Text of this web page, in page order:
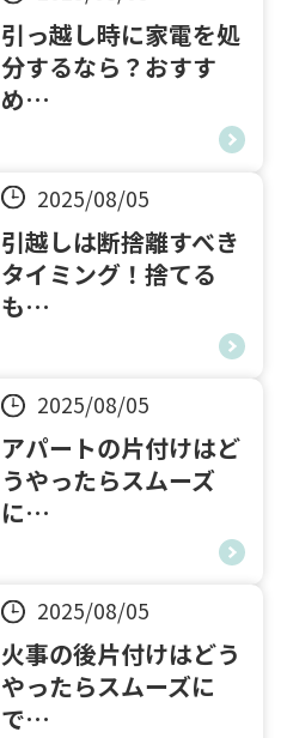
引っ越し時に家電を処
分するなら？おすす
め…
2025/08/05
引越しは断捨離すべき
タイミング！捨てる
も…
2025/08/05
アパートの片付けはど
うやったらスムーズ
に…
2025/08/05
火事の後片付けはどう
やったらスムーズに
で…